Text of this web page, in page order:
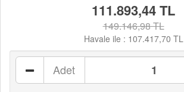
111.893,44 TL
149.146,98 TL
Havale ile : 107.417,70 TL
Adet